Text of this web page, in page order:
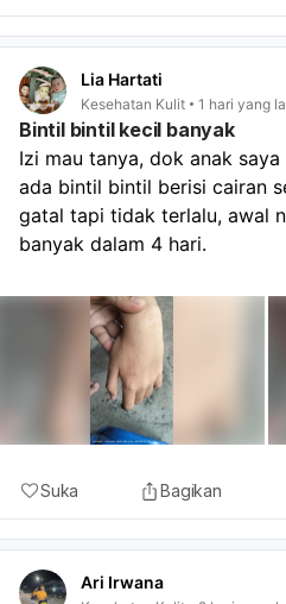
Lia Hartati
Kesehatan Kulit 1 hari yang
Bintil bintil kecil banyak
Izi mau tanya, dok anak
ada bintil bintil berisi cairan
gatal tapi tidak terlalu, awal
banyak dalam 4 hari.
Suka Bagikan
Ari Irwana